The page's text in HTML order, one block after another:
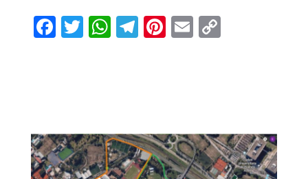
Facebook
Twitter
WhatsApp
Telegram
Pinterest
EmailCopy